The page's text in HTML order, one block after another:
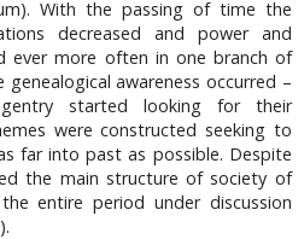
With the passing of time the
decreased and power and
ever more often in one branch of
awareness occurred –
started looking for their
were constructed seeking to
far into past as possible. Despite
the main structure of society of
entire period under discussion